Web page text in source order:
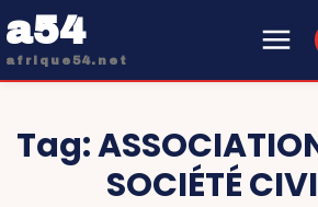
a54
afrique54.net
Tag:
SOCIÉTÉ